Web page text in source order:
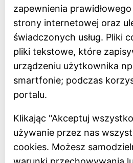
Bilety online
BIP
Oceń Muzeum
Newsletter
Deklaracja dostępności
Regulamin
Dostępność
zapewnienia
strony internetowej oraz
świadczonych usług. Pliki
pliki tekstowe, które
urządzeniu użytkownika
smartfonie; podczas
portalu.
Klikając "Akceptuj
używanie przez nas
cookies. Możesz